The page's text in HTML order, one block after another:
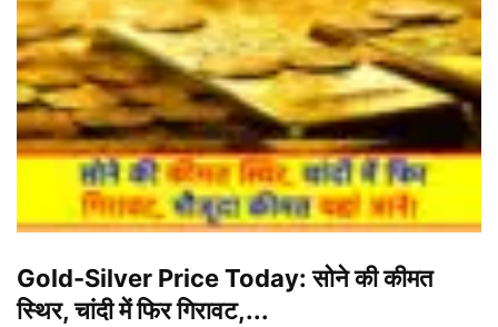
Gold-Silver Price Today: सोने की कीमत
स्थिर, चांदी में फिर गिरावट,...